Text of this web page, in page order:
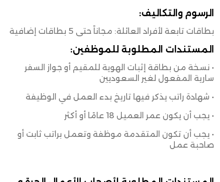
الرسوم والتكاليف:
بطاقات تابعة لأفراد العائلة: مجاناً حتى 5 بطاقات إضافية
المستندات المطلوبة للموظفين:
• نسخة من بطاقة إثبات الهوية للمقيم أو جواز السفر
سارية المفعول لغير السعوديين
• شهادة راتب يذكر فيها تاريخ بدء العمل في الوظيفة
• يجب أن يكون عمر العميل 18 عامًا أو أكثر
• يجب أن تكون المتقدمة موظفة وتعمل براتب ثابت أو
صاحبة عمل